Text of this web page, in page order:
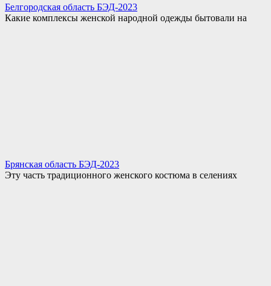
Белгородская область БЭД-2023
Какие комплексы женской народной одежды бытовали на
Брянская область БЭД-2023
Эту часть традиционного женского костюма в селениях